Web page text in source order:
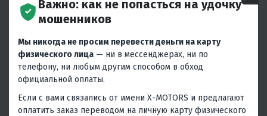
Максимальная мощность мотора: 30 л.с.
Количество надуваемых отсеков: 3 + 1
Масса в комплекте: 62 кг
Плотность ПВХ (баллон / дно): 1100 г/кв.м
Тип днища: надувное, низкого давления (НДНД)
Важно: как не попасться на удочку
мошенников
Мы никогда не просим перевести деньги на карту
физического лица — ни в мессенджерах, ни по
телефону, ни любым другим способом в обход
официальной оплаты.
Если с вами связались от имени X-MOTORS и предлагают
оплатить заказ переводом на личную карту физического